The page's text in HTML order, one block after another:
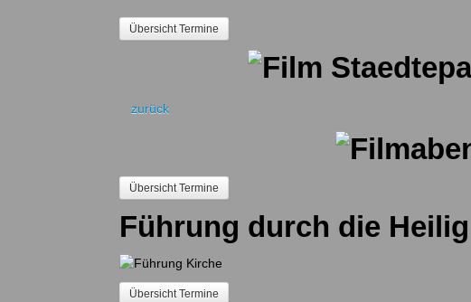
Übersicht Termine
zurück
Übersicht Termine
Führung durch die
Übersicht Termine